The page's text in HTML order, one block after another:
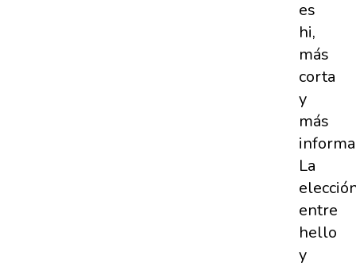
es
hi,
más
corta
y
más
La
entre
hello
y